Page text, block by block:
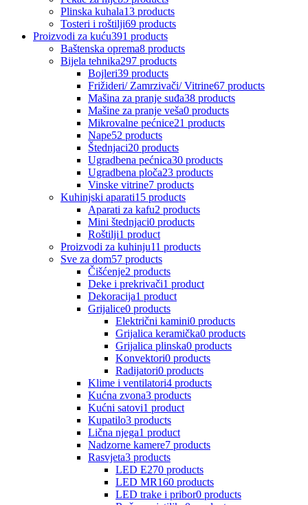
Plinska kuhala13 products
Tosteri i roštilji69 products
Proizvodi za kuću391 products
Baštenska oprema8 products
Bijela tehnika297 products
Bojleri39 products
Frižideri/ Zamrzivači/ Vitrine67 products
Mašina za pranje suđa38 products
Mašine za pranje veša0 products
Mikrovalne pećnice21 products
Nape52 products
Štednjaci20 products
Ugradbena pećnica30 products
Ugradbena ploča23 products
Vinske vitrine7 products
Kuhinjski aparati15 products
Aparati za kafu2 products
Mini štednjaci0 products
Roštilji1 product
Proizvodi za kuhinju11 products
Sve za dom57 products
Čišćenje2 products
Deke i prekrivači1 product
Dekoracija1 product
Grijalice0 products
Električni kamini0 products
Grijalica keramička0 products
Grijalica plinska0 products
Konvektori0 products
Radijatori0 products
Klime i ventilatori4 products
Kućna zvona3 products
Kućni satovi1 product
Kupatilo3 products
Lična njega1 product
Nadzorne kamere7 products
Rasvjeta3 products
LED E270 products
LED MR160 products
LED trake i pribor0 products